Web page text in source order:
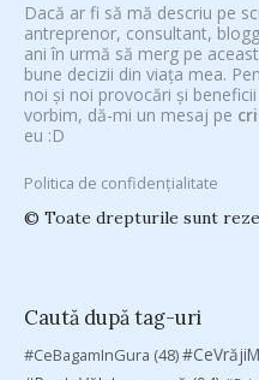
Dacă ar fi să mă descriu pe
antreprenor, consultant,
ani în urmă să merg pe
bune decizii din viața mea.
noi și noi provocări și
vorbim, dă-mi un mesaj pe
eu :D
Politica de confidențialitate
© Toate drepturile sunt
Caută după tag-uri
#CeBagamInGura (48)